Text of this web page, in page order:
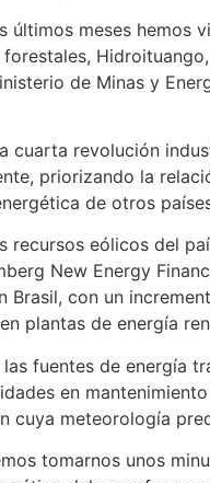
meses hemos
de Minas y
cuarta revolución
priorizando la
de otros
eólicos del
New Energy
con un
plantas de energía
fuentes de energía
en
cuya meteorología
tomarnos unos